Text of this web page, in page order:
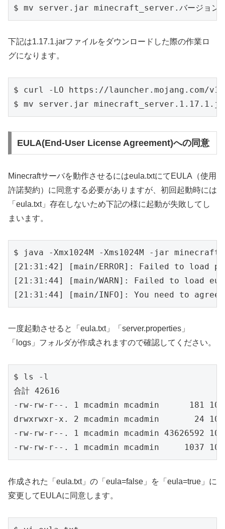
下記は1.17.1.jarファイルをダウンロードした際の作業ロ
グになります。
$ curl -LO https://launcher.mojang.com/v1/
EULA(End-User License Agreement)への同意
Minecraftサーバを動作させるにはeula.txtにてEULA（使用
許諾契約）に同意する必要がありますが、初回起動時には
「eula.txt」存在しないため下記の様に起動が失敗してし
まいます。
$ java -Xmx1024M -Xms1024M -jar
[21:31:42] [main/ERROR]: Failed to
[21:31:44] [main/WARN]: Failed to load
一度起動させると「eula.txt」「server.properties」
「logs」フォルダが作成されますので確認してください。
$ ls -l
合計 42616
-rw-rw-r--. 1 mcadmin mcadmin      181
drwxrwxr-x. 2 mcadmin mcadmin       24 10
-rw-rw-r--. 1 mcadmin mcadmin 43626592
作成された「eula.txt」の「eula=false」を「eula=true」に
変更してEULAに同意します。